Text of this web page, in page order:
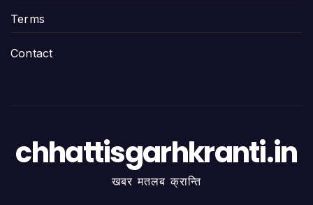
Terms
Contact
chhattisgarhkranti.in
खबर मतलब क्रान्ति